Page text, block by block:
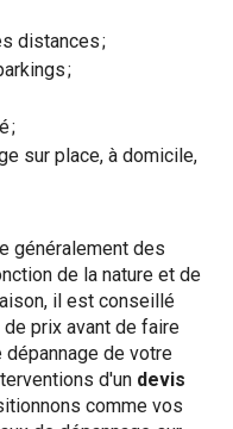
distances ;
;
;
sur place, à domicile,
généralement des
de la nature et de
il est conseillé
prix avant de faire
de votre
d'un devis
comme vos